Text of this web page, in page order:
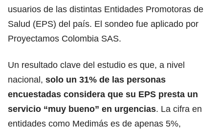
usuarios de las distintas Entidades Promotoras de
Salud (EPS) del país. El sondeo fue aplicado por
Proyectamos Colombia SAS.
Un resultado clave del estudio es que, a nivel
nacional, solo un 31% de las personas
encuestadas considera que su EPS presta un
servicio “muy bueno” en urgencias. La cifra en
entidades como Medimás es de apenas 5%,